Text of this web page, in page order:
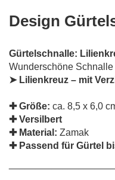
Design
Gürtelschnalle:
Wunderschöne
➤ Lilienkreuz – mit
✚ Größe: ca. 8,5 x 6,0
✚ Versilbert
✚ Material: Zamak
✚ Passend für Gürtel